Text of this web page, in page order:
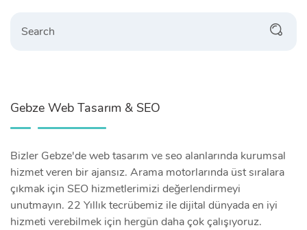
Gebze Web Tasarım & SEO
Bizler Gebze'de web tasarım ve seo alanlarında kurumsal
hizmet veren bir ajansız. Arama motorlarında üst sıralara
çıkmak için SEO hizmetlerimizi değerlendirmeyi
unutmayın. 22 Yıllık tecrübemiz ile dijital dünyada en iyi
hizmeti verebilmek için hergün daha çok çalışıyoruz.